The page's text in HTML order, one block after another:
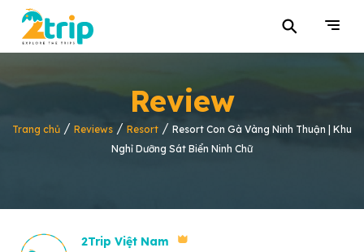
⚲
Review
Trang chủ / Reviews / Resort / Resort Con Gà Vàng Ninh Thuận | Khu
Nghỉ Dưỡng Sát Biển Ninh Chữ
2Trip Việt Nam